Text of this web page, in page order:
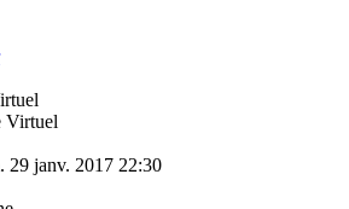
29 janv. 2017 22:30